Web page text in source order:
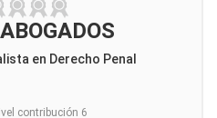
en Derecho Penal
contribución 6